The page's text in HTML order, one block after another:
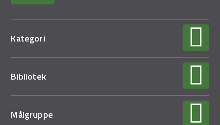
Kategori
Bibliotek
Målgruppe